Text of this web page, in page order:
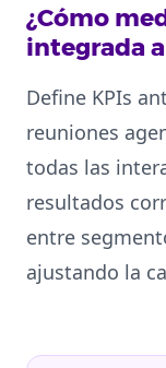
¿Cómo
integrada
Define KPIs
reuniones
todas las
resultados
entre
ajustando la